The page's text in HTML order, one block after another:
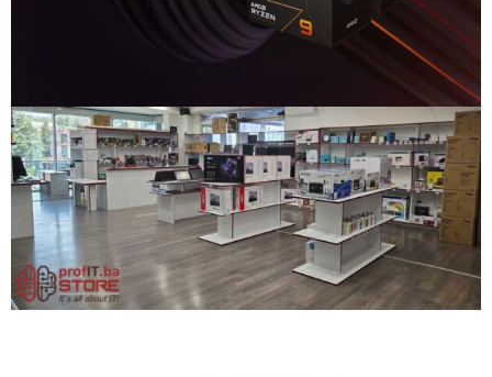
Snaga radnih stanica nikada nije bila povoljnija
Nova Ryzen 7000 serija
Naruči